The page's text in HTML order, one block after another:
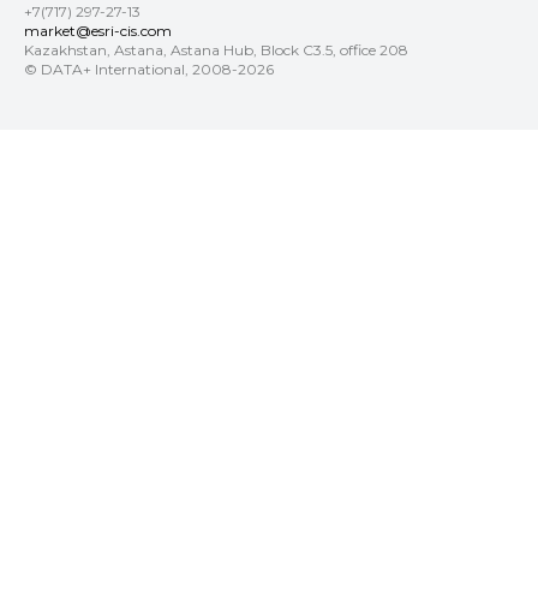
+7(717) 297-27-13
market@esri-cis.com
Kazakhstan, Astana, Astana Hub, Block С3.5, office 208
© DATA+ International, 2008-2026